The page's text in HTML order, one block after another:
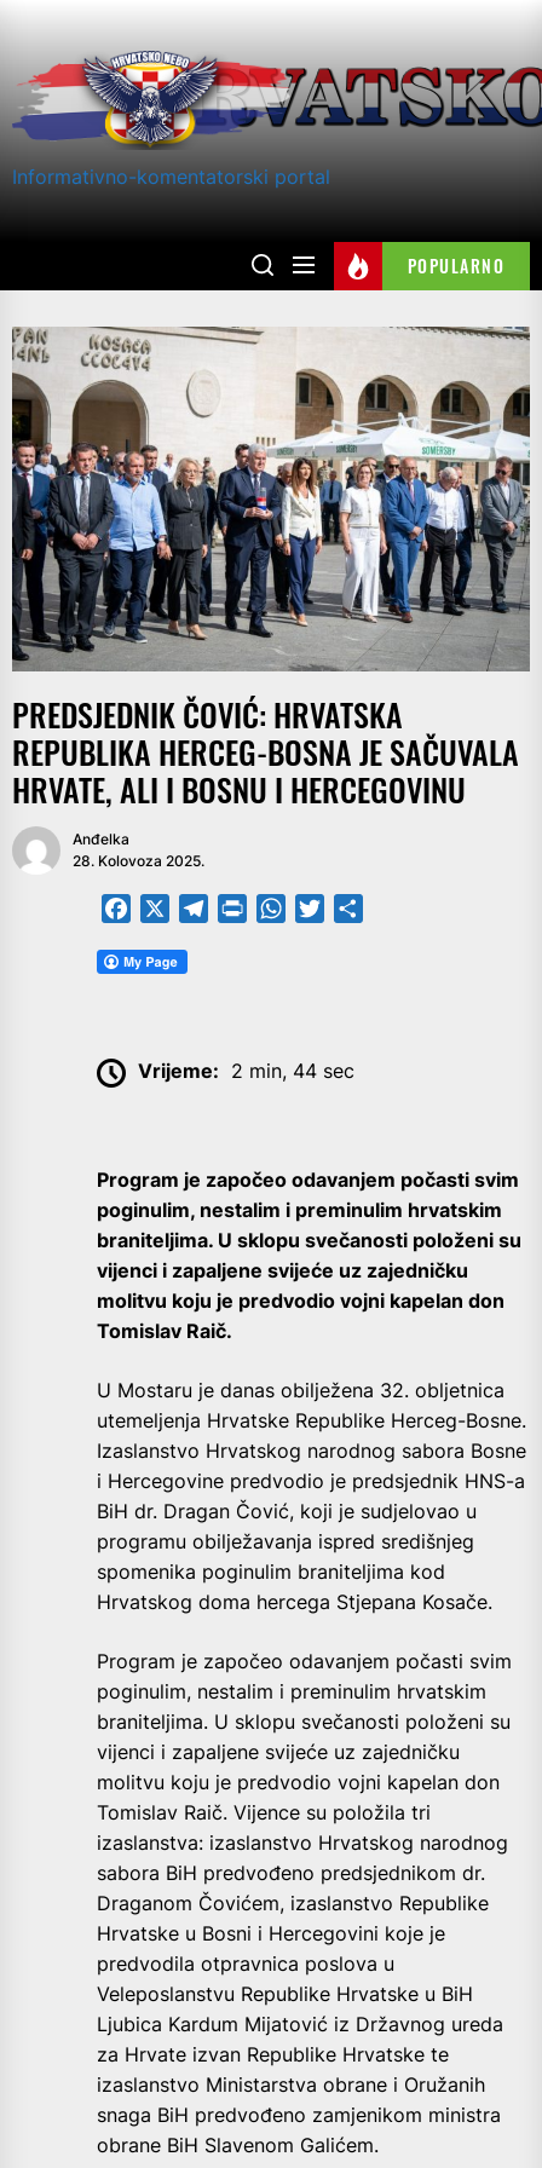
content
Informativno-komentatorski portal
POPULARNO
PREDSJEDNIK ČOVIĆ: HRVATSKA
REPUBLIKA HERCEG-BOSNA JE SAČUVALA
HRVATE, ALI I BOSNU I HERCEGOVINU
Anđelka
28. Kolovoza 2025.
Facebook TelegramPrintFriendly
WhatsApp
Twitter
Vrijeme: 2 min, 44 sec
Program je započeo odavanjem počasti svim
poginulim, nestalim i preminulim hrvatskim
braniteljima. U sklopu svečanosti položeni su
vijenci i zapaljene svijeće uz zajedničku
molitvu koju je predvodio vojni kapelan don
Tomislav Raič.
U Mostaru je danas obilježena 32. obljetnica
utemeljenja Hrvatske Republike Herceg-Bosne.
Izaslanstvo Hrvatskog narodnog sabora Bosne
i Hercegovine predvodio je predsjednik HNS-a
BiH dr. Dragan Čović, koji je sudjelovao u
programu obilježavanja ispred središnjeg
spomenika poginulim braniteljima kod
Hrvatskog doma hercega Stjepana Kosače.
Program je započeo odavanjem počasti svim
poginulim, nestalim i preminulim hrvatskim
braniteljima. U sklopu svečanosti položeni su
vijenci i zapaljene svijeće uz zajedničku
molitvu koju je predvodio vojni kapelan don
Tomislav Raič. Vijence su položila tri
izaslanstva: izaslanstvo Hrvatskog narodnog
sabora BiH predvođeno predsjednikom dr.
Draganom Čovićem, izaslanstvo Republike
Hrvatske u Bosni i Hercegovini koje je
predvodila otpravnica poslova u
Veleposlanstvu Republike Hrvatske u BiH
Ljubica Kardum Mijatović iz Državnog ureda
za Hrvate izvan Republike Hrvatske te
izaslanstvo Ministarstva obrane i Oružanih
snaga BiH predvođeno zamjenikom ministra
obrane BiH Slavenom Galićem.